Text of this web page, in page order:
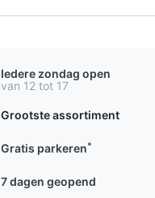
Iedere zondag open
van 12 tot 17
Grootste assortiment
Gratis parkeren*
7 dagen geopend